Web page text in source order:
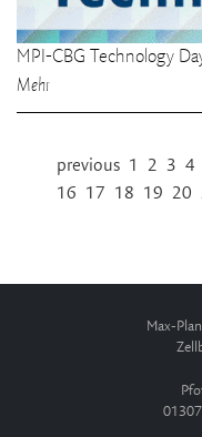
MPI-CBG Technology
Mehr
previous 1 2 3 4
16 17 18 19 20
Max-